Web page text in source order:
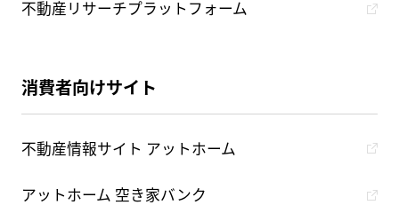
不動産リサーチプラットフォーム
消費者向けサイト
不動産情報サイト アットホーム
アットホーム 空き家バンク